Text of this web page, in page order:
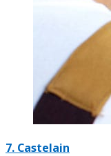
7. Castelain